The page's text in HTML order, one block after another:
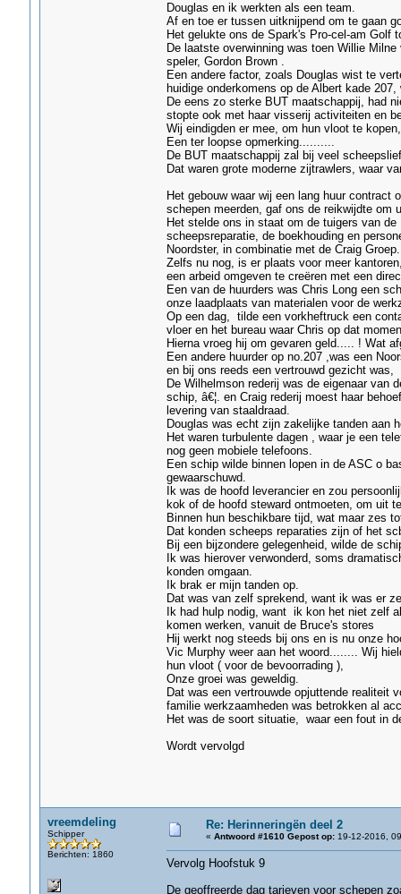
Douglas en ik werkten als een team.
Af en toe er tussen uitknijpend om te gaan
Het gelukte ons de Spark's Pro-cel-am Golf
De laatste overwinning was toen Willie
speler, Gordon Brown .
Een andere factor, zoals Douglas wist te
huidige onderkomens op de Albert kade
De eens zo sterke BUT maatschappij, had
stopte ook met haar visserij activiteiten en
Wij eindigden er mee, om hun vloot te
Een ter loopse opmerking..........
De BUT maatschappij zal bij veel
Dat waren grote moderne zijtrawlers, waar
Het gebouw waar wij een lang huur contract
schepen meerden, gaf ons de reikwijdte om
Het stelde ons in staat om de tuigers van
scheepsreparatie, de boekhouding en
Noordster, in combinatie met de Craig Groep.
Zelfs nu nog, is er plaats voor meer
een arbeid omgeven te creëren met een
Een van de huurders was Chris Long een
onze laadplaats van materialen voor de
Op een dag, tilde een vorkheftruck een
vloer en het bureau waar Chris op dat
Hierna vroeg hij om gevaren geld..... ! Wat
Een andere huurder op no.207 ,was een
en bij ons reeds een vertrouwd gezicht was,
De Wilhelmson rederij was de eigenaar van
schip, â€¦. en Craig rederij moest haar
levering van staaldraad.
Douglas was echt zijn zakelijke tanden aan
Het waren turbulente dagen , waar je een
nog geen mobiele telefoons.
Een schip wilde binnen lopen in de ASC o
gewaarschuwd.
Ik was de hoofd leverancier en zou
kok of de hoofd steward ontmoeten, om uit
Binnen hun beschikbare tijd, wat maar zes
Dat konden scheeps reparaties zijn of het
Bij een bijzondere gelegenheid, wilde de
Ik was hierover verwonderd, soms
konden omgaan.
Ik brak er mijn tanden op.
Dat was van zelf sprekend, want ik was er
Ik had hulp nodig, want ik kon het niet zelf
komen werken, vanuit de Bruce's stores
Hij werkt nog steeds bij ons en is nu onze
Vic Murphy weer aan het woord........ Wij
hun vloot ( voor de bevoorrading ),
Onze groei was geweldig.
Dat was een vertrouwde opjuttende realiteit
familie werkzaamheden was betrokken al
Het was de soort situatie, waar een fout in
Wordt vervolgd
vreemdeling
Schipper
Berichten: 1860
Re: Herinneringën deel 2
« Antwoord #1610 Gepost op:19-12-2016,
Vervolg Hoofstuk 9
De geoffreerde dag tarieven voor schepen